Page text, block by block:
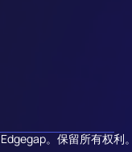
Edgegap。保留所有权利